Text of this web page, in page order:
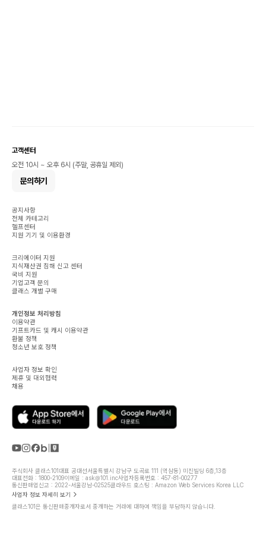
고객센터
오전 10시 ~ 오후 6시 (주말, 공휴일 제외)
문의하기
공지사항
전체 카테고리
헬프센터
지원 기기 및 이용환경
크리에이터 지원
지식재산권 침해 신고 센터
국비 지원
기업고객 문의
클래스 개별 구매
개인정보 처리방침
이용약관
기프트카드 및 캐시 이용약관
환불 정책
청소년 보호 정책
사업자 정보 확인
제휴 및 대외협력
채용
주식회사 클래스101대표 공대선서울특별시 강남구 도곡로 111 (역삼동) 미진빌딩 6층,13층
대표전화 : 1800-2109이메일 : ask@101.inc사업자등록번호 : 457-81-00277
통신판매업신고 : 2022-서울강남-02525클라우드 호스팅 : Amazon Web Services Korea LLC
사업자 정보 자세히 보기
클래스101은 통신판매중개자로서 중개하는 거래에 대하여 책임을 부담하지 않습니다.